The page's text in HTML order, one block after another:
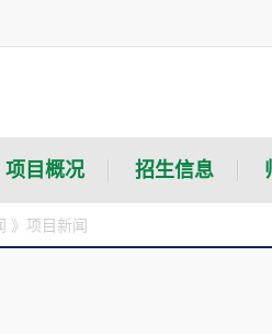
项目概况 招生信息
》项目新闻